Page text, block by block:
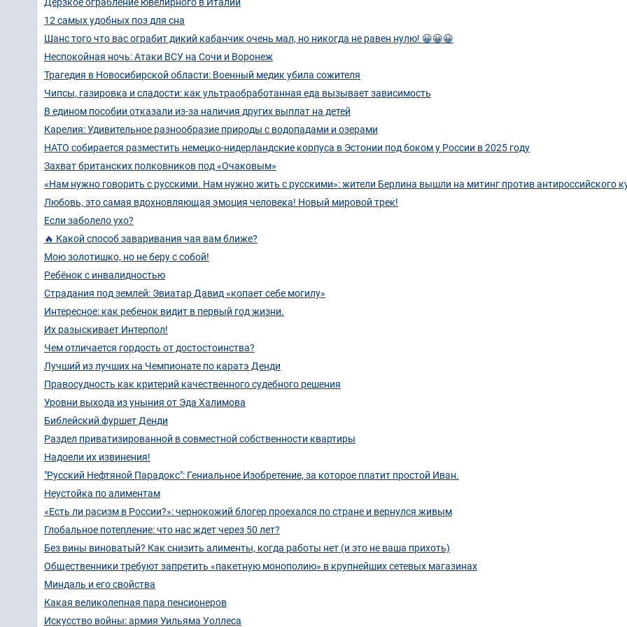
12 самых удобных поз для сна
Шанс того что вас ограбит дикий кабанчик очень мал, но никогда не равен нулю! 😀😀😀
Неспокойная ночь: Атаки ВСУ на Сочи и Воронеж
Трагедия в Новосибирской области: Военный медик убила сожителя
Чипсы, газировка и сладости: как ультраобработанная еда вызывает зависимость
В едином пособии отказали из-за наличия других выплат на детей
Карелия: Удивительное разнообразие природы с водопадами и озерами
НАТО собирается разместить немецко-нидерландские корпуса в Эстонии под боком у России в 2025 году
Захват британских полковников под «Очаковым»
«Нам нужно говорить с русскими. Нам нужно жить с русскими»: жители Берлина вышли на митинг против антироссийского
Любовь, это самая вдохновляющая эмоция человека! Новый мировой трек!
Если заболело ухо?
🔥 Какой способ заваривания чая вам ближе?
Мою золотишко, но не беру с собой!
Ребёнок с инвалидностью
Страдания под землей: Эвиатар Давид «копает себе могилу»
Интересное: как ребенок видит в первый год жизни.
Их разыскивает Интерпол!
Чем отличается гордость от достостоинства?
Лучший из лучших на Чемпионате по каратэ Денди
Правосудность как критерий качественного судебного решения
Уровни выхода из уныния от Эда Халимова
Библейский фуршет Денди
Раздел приватизированной в совместной собственности квартиры
Надоели их извинения!
"Русский Нефтяной Парадокс": Гениальное Изобретение, за которое платит простой Иван.
Неустойка по алиментам
«Есть ли расизм в России?»: чернокожий блогер проехался по стране и вернулся живым
Глобальное потепление: что нас ждет через 50 лет?
Без вины виноватый? Как снизить алименты, когда работы нет (и это не ваша прихоть)
Общественники требуют запретить «пакетную монополию» в крупнейших сетевых магазинах
Миндаль и его свойства
Какая великолепная пара пенсионеров
Искусство войны: армия Уильяма Уоллеса